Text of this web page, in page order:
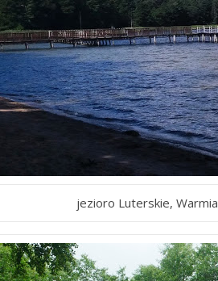
jezioro Luterskie, Warmia